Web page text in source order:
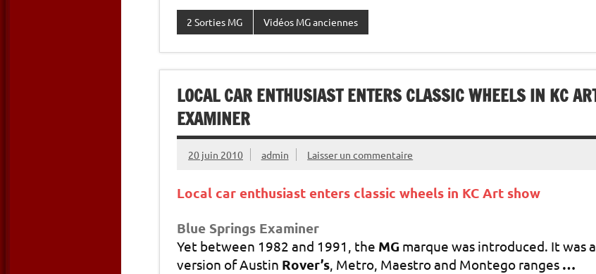
2 Sorties MG Vidéos MG anciennes
LOCAL CAR ENTHUSIAST ENTERS CLASSIC WHEELS IN KC
EXAMINER
20 juin 2010 admin Laisser un commentaire
Local car enthusiast enters classic wheels in KC Art show
Blue Springs Examiner
Yet between 1982 and 1991, the MG marque was introduced. It was
version of Austin Rover’s , Metro, Maestro and Montego ranges …